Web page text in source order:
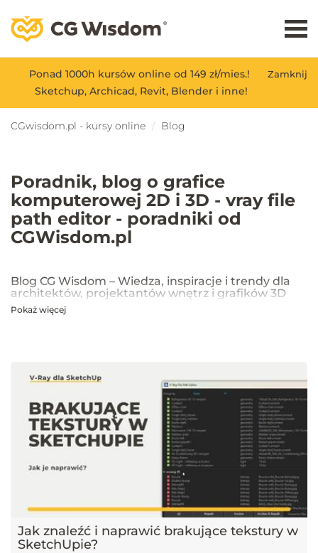
Zamknij
Ponad 1000h kursów online od 149 zł/mies.!
Sketchup, Archicad, Revit, Blender i inne!
CGwisdom.pl - kursy online Blog
Poradnik, blog o grafice
komputerowej 2D i 3D - vray file
path editor - poradniki od
CGWisdom.pl
Blog CG Wisdom – Wiedza, inspiracje i trendy dla
architektów, projektantów wnętrz i grafików 3D
Na blogu CG Wisdom znajdziesz praktyczne porady, inspiracje oraz
Dowiesz się również, jak sztuczna inteligencja zmienia pracę
projektantów, jakie są najlepsze praktyki w renderingu oraz jak
optymalizować proces projektowy. Śledź nasz blog, aby pozostać na
bieżąco z technologią i rozwijać swoje umiejętności w projektowaniu
przestrzeni i wizualizacji 3D!
Pokaż więcej
Jak znaleźć i naprawić brakujące tekstury w
SketchUpie?